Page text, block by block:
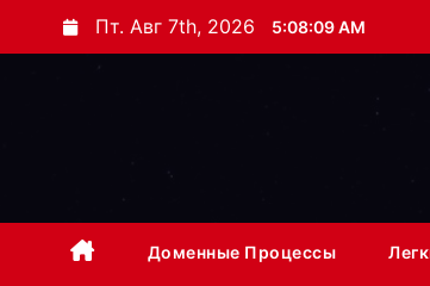
е
Пт. Авг 7th, 2026 5:08:10 AM
Доменные Процессы